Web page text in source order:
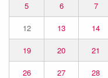
5
6 7
12
13 14
19
20 21
26
27 28